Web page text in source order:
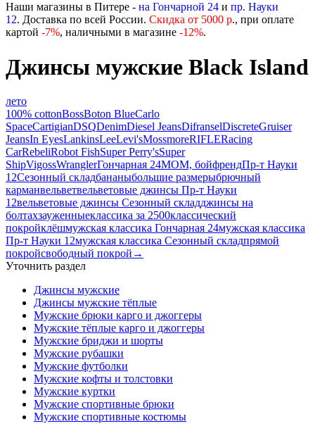
Наши магазины в Питере - на Гончарной 24 и пр. Науки
12. Доставка по всей России. Скидка от 5000 р., при оплате
картой -7%, наличными в магазине -12%.
Джинсы мужские Black Island
лето
100% cottonBossBoton BlueCarlo
SpaceCartigianDSQDenimDiesel JeansDifranselDiscreteGruiser
JeansIn EyesLankinsLeeLevi'sMossmoreRIFLERacing
CarRebeliRobot FishSuper Perry'sSuper
ShipVigossWranglerГончарная 24МОМ, бойфрендПр-т Науки
12Сезонный складбананыбольшие размерыбрючный
карманвельветвельветовые джинсы Пр-т Науки
12вельветовые джинсы Сезонный складджинсы на
болтахзауженныеклассика за 2500классический
покройклёшмужская классика Гончарная 24мужская классика
Пр-т Науки 12мужская классика Сезонный складпрямой
покройсвободный покрой →
Уточнить раздел
Джинсы мужские
Джинсы мужские тёплые
Мужские брюки карго и джоггеры
Мужские тёплые карго и джоггеры
Мужские бриджи и шорты
Мужские рубашки
Мужские футболки
Мужские кофты и толстовки
Мужские куртки
Мужские спортивные брюки
Мужские спортивные костюмы